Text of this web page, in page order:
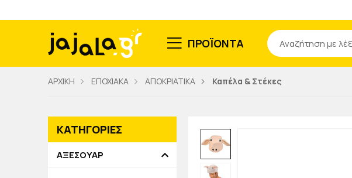
ΠΡΟΪΟΝΤΑ
Αναζήτηση
ΑΡΧΙΚΗ ΕΠΟΧΙΑΚΑ ΑΠΟΚΡΙΑΤΙΚΑ Καπέλα & Στέκες
ΚΑΤΗΓΟΡΙΕΣ
ΑΞΕΣΟΥΑΡ